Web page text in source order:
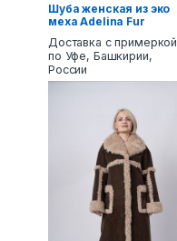
Шуба женская из эко
меха Adelina Fur
Доставка с примеркой
по Уфе, Башкирии,
России